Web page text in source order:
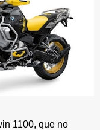
1100, que no